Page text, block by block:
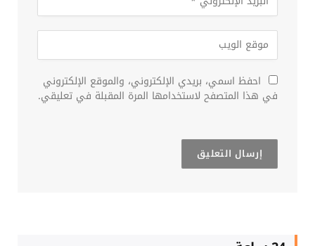
احفظ اسمي، بريدي الإلكتروني، والموقع الإلكتروني
في هذا المتصفح لاستخدامها المرة المقبلة في تعليقي.